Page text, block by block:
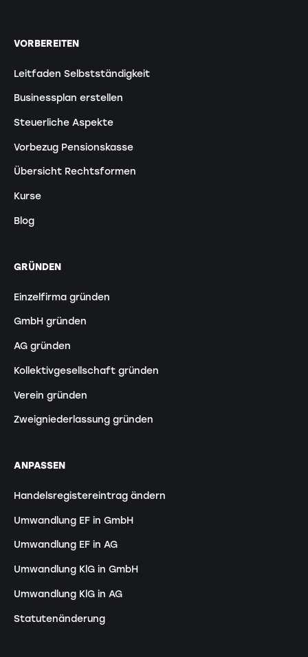
VORBEREITEN
Leitfaden Selbstständigkeit
Businessplan erstellen
Steuerliche Aspekte
Vorbezug Pensionskasse
Übersicht Rechtsformen
Kurse
Blog
GRÜNDEN
Einzelfirma gründen
GmbH gründen
AG gründen
Kollektivgesellschaft gründen
Verein gründen
Zweigniederlassung gründen
ANPASSEN
Handelsregistereintrag ändern
Umwandlung EF in GmbH
Umwandlung EF in AG
Umwandlung KlG in GmbH
Umwandlung KlG in AG
Statutenänderung